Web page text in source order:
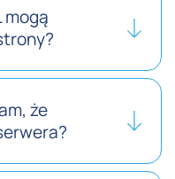
mogą
że